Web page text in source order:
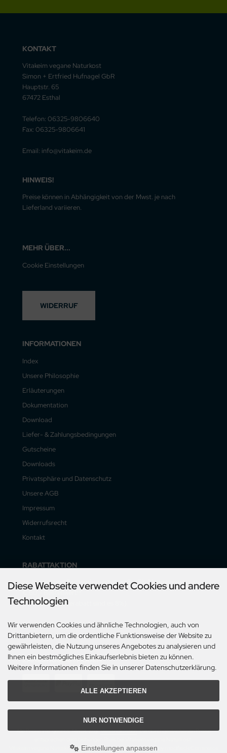
KONTAKT
Vitakeim vegane Naturkost
Simon + Ertfried Hufnagel GbR
Hauptstr. 65
67472 Esthal
Telefon: 06325-9806640
Fax: 06325-9806641
Email: info@vitakeim.de
HINWEIS!
Preise können in Abhängigkeit von der Mwst. je nach
Lieferland variieren.
MEHR ÜBER...
Cookie Einstellungen
WIDERRUF
INFORMATIONEN
Index
Unsere Philosophie
Erläuterungen
Dokumentation
Download
Liefer- & Zahlungsbedingungen
Gutscheine
Downloads
Privatsphäre und Datenschutz
Unsere AGB
Impressum
Widerrufsrecht
Kontakt
RABATTAKTION
Im August und September erhalten Sie 5% Mengenrabatt ab
€ 60,- Bestellwert!!!
(mit Vorauskasserabatt sind es 8%).
Der Rabatt gilt nur für Lieferungen innerhalb Deutschlands.
ZAHLUNGSMETHODEN
Alle Preise inkl. gesetzl. MwSt. zzgl.Versandkosten. Die durchgestrichenen Preise
Vitakeim vegane Naturkost © 2026 | Template © 2009-2026 by modified eCommerce
Diese Webseite verwendet Cookies und andere
Technologien
Wir verwenden Cookies und ähnliche Technologien, auch von
Drittanbietern, um die ordentliche Funktionsweise der Website zu
gewährleisten, die Nutzung unseres Angebotes zu analysieren und
Ihnen ein bestmögliches Einkaufserlebnis bieten zu können.
Weitere Informationen finden Sie in unserer Datenschutzerklärung.
ALLE AKZEPTIEREN
NUR NOTWENDIGE
Einstellungen anpassen